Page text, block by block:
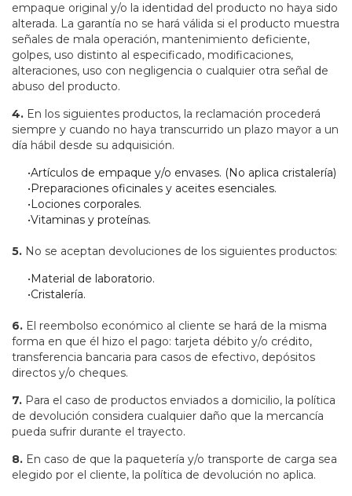
empaque original y/o la identidad del producto no haya sido
alterada. La garantía no se hará válida si el producto muestra
señales de mala operación, mantenimiento deficiente,
golpes, uso distinto al especificado, modificaciones,
alteraciones, uso con negligencia o cualquier otra señal de
abuso del producto.
4. En los siguientes productos, la reclamación procederá
siempre y cuando no haya transcurrido un plazo mayor a un
día hábil desde su adquisición.
•Artículos de empaque y/o envases. (No aplica cristalería)
•Preparaciones oficinales y aceites esenciales.
•Lociones corporales.
•Vitaminas y proteínas.
5. No se aceptan devoluciones de los siguientes productos:
•Material de laboratorio.
•Cristalería.
6. El reembolso económico al cliente se hará de la misma
forma en que él hizo el pago: tarjeta débito y/o crédito,
transferencia bancaria para casos de efectivo, depósitos
directos y/o cheques.
7. Para el caso de productos enviados a domicilio, la política
de devolución considera cualquier daño que la mercancía
pueda sufrir durante el trayecto.
8. En caso de que la paquetería y/o transporte de carga sea
elegido por el cliente, la política de devolución no aplica.